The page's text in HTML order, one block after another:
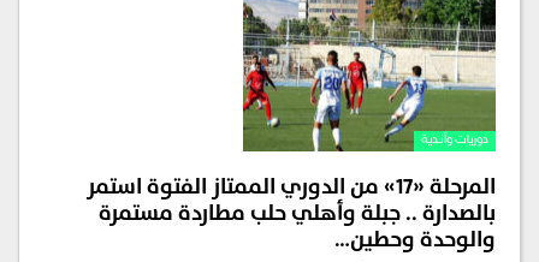
دوريات وأندية
المرحلة «17» من الدوري الممتاز الفتوة استمر
بالصدارة .. جبلة وأهلي حلب مطاردة مستمرة
والوحدة وحطين…